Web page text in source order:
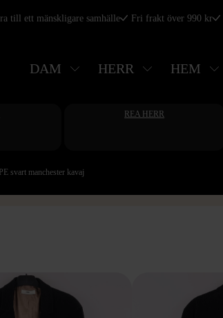
till ett mänskligare samhälle Fri frakt över 990 kr
DAM HERR HEM
REA HERR
svart manchester kavaj